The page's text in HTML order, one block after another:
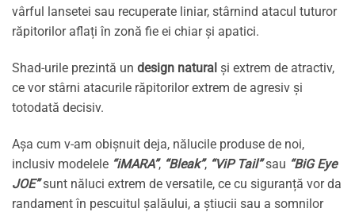
vârful lansetei sau recuperate liniar, stârnind atacul tuturor
răpitorilor aflați în zonă fie ei chiar și apatici.
Shad-urile prezintă un design natural și extrem de atractiv,
ce vor stârni atacurile răpitorilor extrem de agresiv și
totodată decisiv.
Așa cum v-am obișnuit deja, nălucile produse de noi,
inclusiv modelele “iMARA”, “Bleak”, “ViP Tail”sau “BiG Eye
JOE”sunt năluci extrem de versatile, ce cu siguranță vor da
randament în pescuitul șalăului, a știucii sau a somnilor